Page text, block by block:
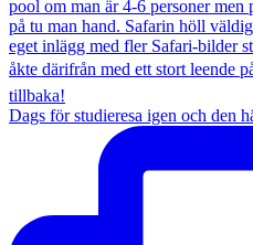
Dags för studieresa igen och den